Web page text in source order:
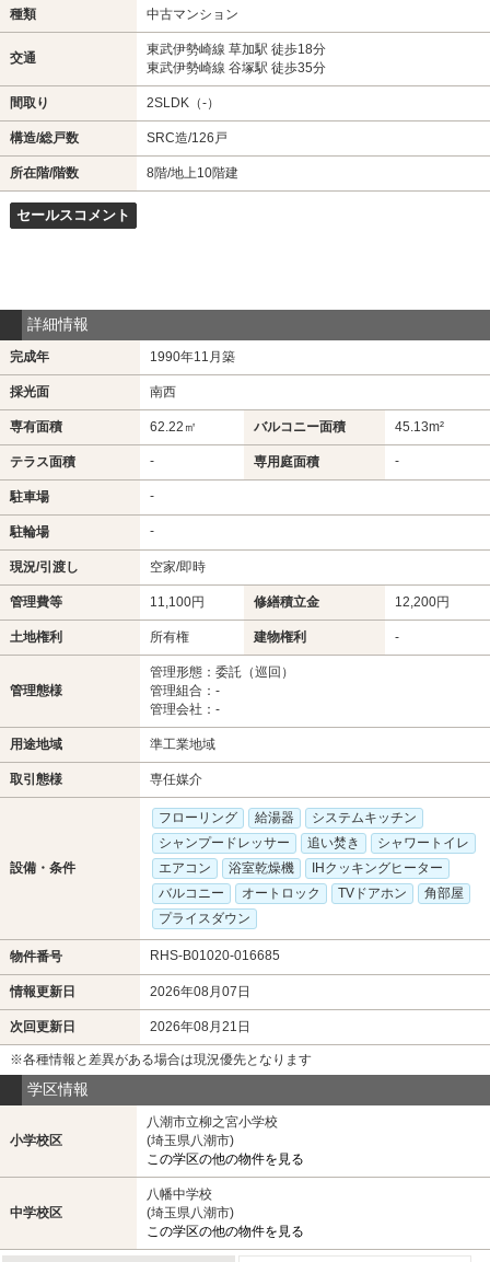
種類 中古マンション
交通
東武伊勢崎線 草加駅 徒歩18分
東武伊勢崎線 谷塚駅 徒歩35分
間取り 2SLDK（-）
構造/総戸数 SRC造/126戸
所在階/階数 8階/地上10階建
セールスコメント
詳細情報
完成年 1990年11月築
採光面 南西
専有面積 62.22㎡ バルコニー面積 45.13m²
テラス面積 - 専用庭面積 -
駐車場 -
駐輪場 -
現況/引渡し 空家/即時
管理費等 11,100円 修繕積立金 12,200円
土地権利 所有権 建物権利 -
管理態様
管理形態：委託（巡回）
管理組合：-
管理会社：-
用途地域 準工業地域
取引態様 専任媒介
設備・条件
フローリング 給湯器
システムキッチン
シャンプードレッサー
追い焚き
シャワートイレ
エアコン
浴室乾燥機
IHクッキングヒーター
バルコニー
オートロック TVドアホン
角部屋
プライスダウン
物件番号 RHS-B01020-016685
情報更新日 2026年08月07日
次回更新日 2026年08月21日
※各種情報と差異がある場合は現況優先となります
学区情報
小学校区
八潮市立柳之宮小学校
(埼玉県八潮市)
この学区の他の物件を見る
中学校区
八幡中学校
(埼玉県八潮市)
この学区の他の物件を見る